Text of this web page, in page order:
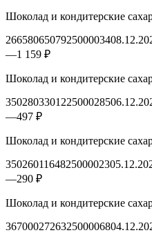
Шоколад и кондитерские
2665806507925000034
—1 159 ₽
Шоколад и кондитерские
3502803301225000285
—497 ₽
Шоколад и кондитерские
3502601164825000023
—290 ₽
Шоколад и кондитерские
3670002726325000068